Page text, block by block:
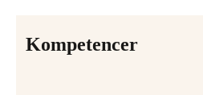
Kompetencer